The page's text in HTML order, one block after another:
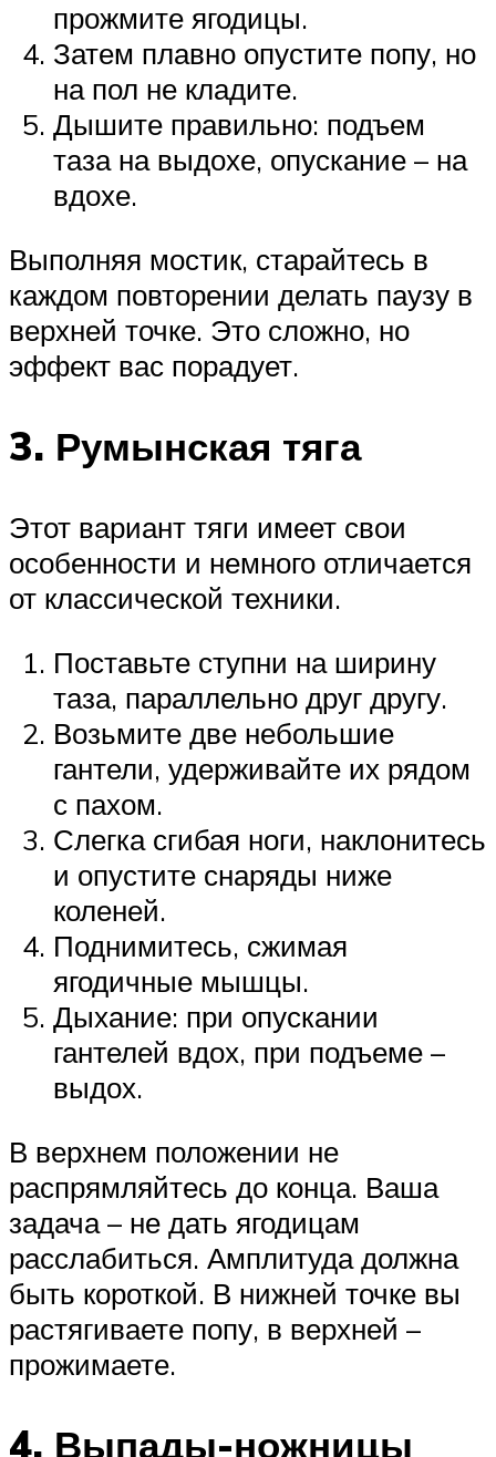
прожмите ягодицы.
Затем плавно опустите попу, но
на пол не кладите.
Дышите правильно: подъем
таза на выдохе, опускание – на
вдохе.
Выполняя мостик, старайтесь в
каждом повторении делать паузу в
верхней точке. Это сложно, но
эффект вас порадует.
3. Румынская тяга
Этот вариант тяги имеет свои
особенности и немного отличается
от классической техники.
Поставьте ступни на ширину
таза, параллельно друг другу.
Возьмите две небольшие
гантели, удерживайте их рядом
с пахом.
Слегка сгибая ноги, наклонитесь
и опустите снаряды ниже
коленей.
Поднимитесь, сжимая
ягодичные мышцы.
Дыхание: при опускании
гантелей вдох, при подъеме –
выдох.
В верхнем положении не
распрямляйтесь до конца. Ваша
задача – не дать ягодицам
расслабиться. Амплитуда должна
быть короткой. В нижней точке вы
растягиваете попу, в верхней –
прожимаете.
4. Выпады-ножницы